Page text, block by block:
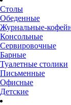
Столы
Обеденные
Журнальные-
Консольные
Сервировочные
Барные
Туалетные столики
Письменные
Офисные
Детские